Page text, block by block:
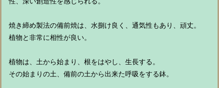
焼き締め製法の備前焼は、水捌け良く、通気性もあり、頑丈。
植物と非常に相性が良い。
植物は、土から始まり、根をはやし、生長する。
その始まりの土、備前の土から出来た呼吸をする鉢。